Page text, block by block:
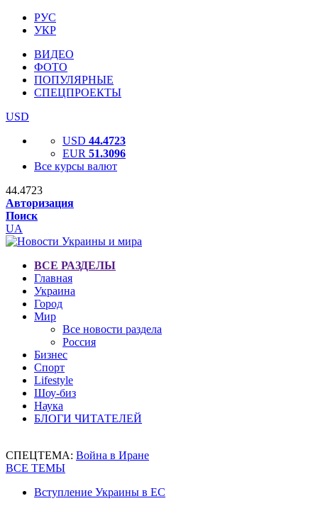
РУС
УКР
ВИДЕО
ФОТО
ПОПУЛЯРНЫЕ
СПЕЦПРОЕКТЫ
USD
USD 44.4723
EUR 51.3096
Все курсы валют
44.4723
Авторизация
Поиск
UA
ВСЕ РАЗДЕЛЫ
Главная
Украина
Город
Мир
Все новости раздела
Россия
Бизнес
Спорт
Lifestyle
Шоу-биз
Наука
БЛОГИ ЧИТАТЕЛЕЙ
СПЕЦТЕМА: Война в Иране
ВСЕ ТЕМЫ
Вступление Украины в ЕС